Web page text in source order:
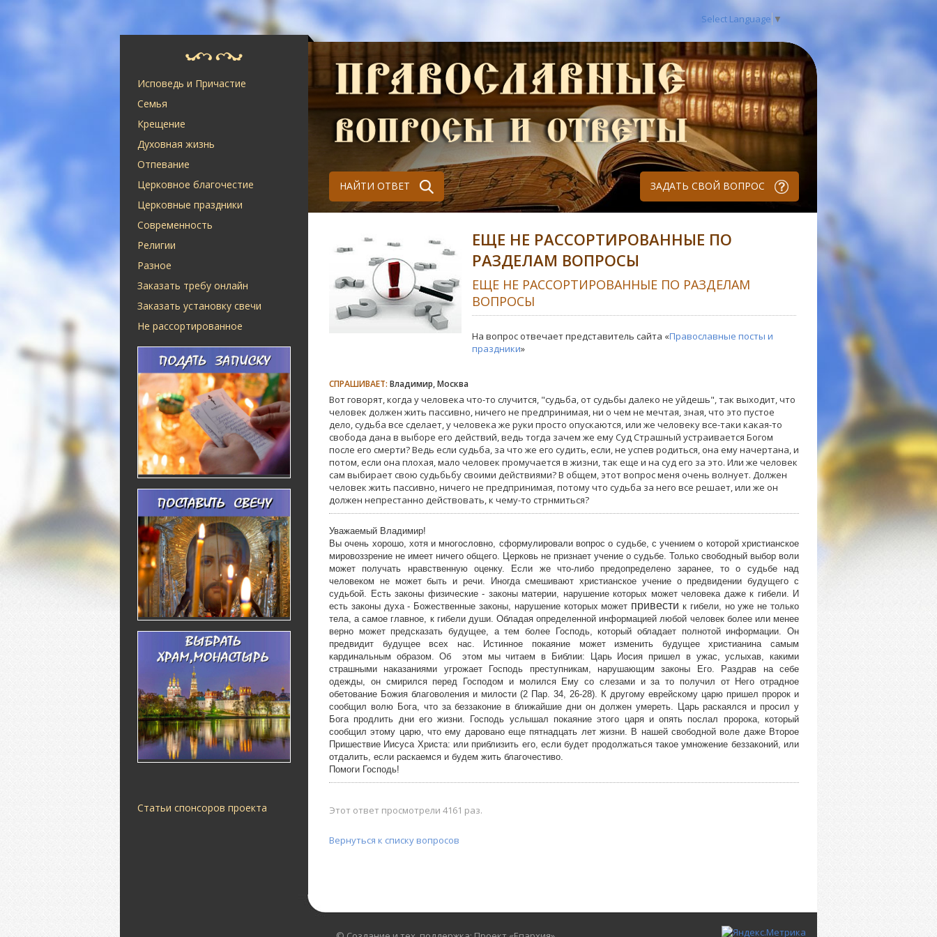
Select Language ▼
Исповедь и Причастие
Семья
Крещение
Духовная жизнь
Отпевание
Церковное благочестие
Церковные праздники
Современность
Религии
Разное
Заказать требу онлайн
Заказать установку свечи
Не рассортированное
Статьи спонсоров проекта
НАЙТИ ОТВЕТ ЗАДАТЬ СВОЙ ВОПРОС
ЕЩЕ НЕ РАССОРТИРОВАННЫЕ ПО
РАЗДЕЛАМ ВОПРОСЫ
ЕЩЕ НЕ РАССОРТИРОВАННЫЕ ПО РАЗДЕЛАМ
ВОПРОСЫ
На вопрос отвечает представитель сайта «Православные посты и
праздники»
СПРАШИВАЕТ: Владимир, Москва
Вот говорят, когда у человека что-то случится, "судьба, от судьбы далеко не уйдешь", так выходит, что
человек должен жить пассивно, ничего не предпринимая, ни о чем не мечтая, зная, что это пустое
дело, судьба все сделает, у человека же руки просто опускаются, или же человеку все-таки какая-то
свобода дана в выборе его действий, ведь тогда зачем же ему Суд Страшный устраивается Богом
после его смерти? Ведь если судьба, за что же его судить, если, не успев родиться, она ему начертана, и
потом, если она плохая, мало человек промучается в жизни, так еще и на суд его за это. Или же человек
сам выбирает свою судьбьбу своими действиями? В общем, этот вопрос меня очень волнует. Должен
человек жить пассивно, ничего не предпринимая, потому что судьба за него все решает, или же он
должен непрестанно действовать, к чему-то стрнмиться?
Уважаемый Владимир!
Вы очень хорошо, хотя и многословно, сформулировали вопрос о судьбе, с учением о которой христианское
мировоззрение не имеет ничего общего. Церковь не признает учение о судьбе. Только свободный выбор воли
может получать нравственную оценку. Если же что-либо предопределено заранее, то о судьбе над
человеком не может быть и речи. Иногда смешивают христианское учение о предвидении будущего с
судьбой. Есть законы физические - законы материи, нарушение которых может человека даже к гибели. И
есть законы духа - Божественные законы, нарушение которых может привести к гибели, но уже не только
тела, а самое главное, к гибели души. Обладая определенной информацией любой человек более или менее
верно может предсказать будущее, а тем более Господь, который обладает полнотой информации. Он
предвидит будущее всех нас. Истинное покаяние может изменить будущее христианина самым
кардинальным образом. Об этом мы читаем в Библии: Царь Иосия пришел в ужас, услыхав, какими
страшными наказаниями угрожает Господь преступникам, нарушающим законы Его. Раздрав на себе
одежды, он смирился перед Господом и молился Ему со слезами и за то получил от Него отрадное
обетование Божия благоволения и милости (2 Пар. 34, 26-28). К другому еврейскому царю пришел пророк и
сообщил волю Бога, что за беззаконие в ближайшие дни он должен умереть. Царь раскаялся и просил у
Бога продлить дни его жизни. Господь услышал покаяние этого царя и опять послал пророка, который
сообщил этому царю, что ему даровано еще пятнадцать лет жизни. В нашей свободной воле даже Второе
Пришествие Иисуса Христа: или приблизить его, если будет продолжаться такое умножение беззаконий, или
отдалить, если раскаемся и будем жить благочестиво.
Помоги Господь!
Этот ответ просмотрели 4161 раз.
Вернуться к списку вопросов